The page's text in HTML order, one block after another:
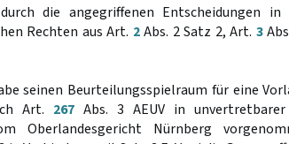
die angegriffenen Entscheidungen in
Rechten aus Art. 2Abs. 2 Satz 2, Art. 3
seinen Beurteilungsspielraum für eine
Art. 267 Abs. 3 AEUV in unvertretbarer
Oberlandesgericht Nürnberg